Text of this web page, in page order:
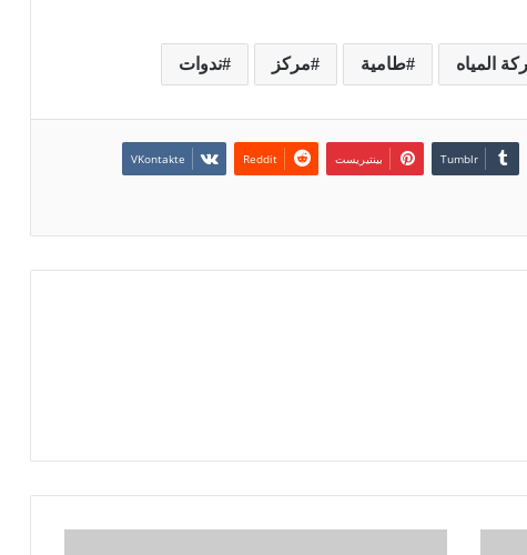
المياه طامية مركز ندوات
بينتيريست